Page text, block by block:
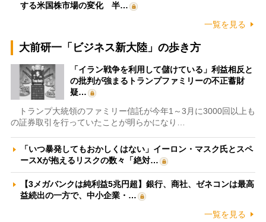
する米国株市場の変化 半…
一覧を見る
大前研一「ビジネス新大陸」の歩き方
「イラン戦争を利用して儲けている」利益相反と
の批判が強まるトランプファミリーの不正蓄財
疑…
トランプ大統領のファミリー信託が今年1～3月に3000回以上も
の証券取引を行っていたことが明らかになり…
「いつ暴発してもおかしくはない」イーロン・マスク氏とスペ
ースXが抱えるリスクの数々「絶対…
【3メガバンクは純利益5兆円超】銀行、商社、ゼネコンは最高
益続出の一方で、中小企業・…
一覧を見る